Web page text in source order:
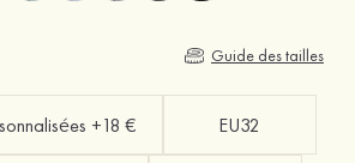
Guide des tailles
+18 € EU32